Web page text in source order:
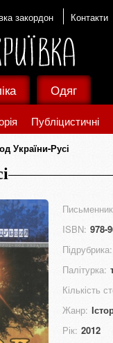
закордон Контакти
Публіцистичні
Одяг
України-Русі
ISBN: 978-
Підрубрика:
Палітурка:
Кількість
Жанр:
Рік: 2012